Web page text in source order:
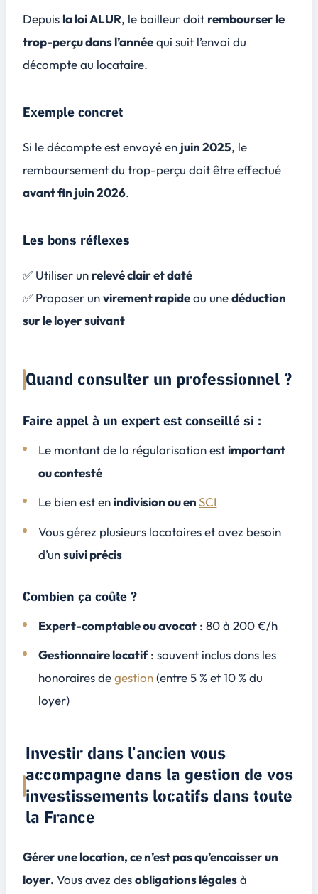
Depuis la loi ALUR, le bailleur doit rembourser le
trop-perçu dans l’annéequi suit l’envoi du
décompte au locataire.
Exemple concret
Si le décompte est envoyé en juin 2025, le
remboursement du trop-perçu doit être effectué
avant fin juin 2026.
Les bons réflexes
✅ Utiliser un relevé clair et daté
✅ Proposer unvirement rapideou unedéduction
sur le loyer suivant
Quand consulter un professionnel ?
Faire appel à un expert est conseillé si :
Le montant de la régularisation estimportant
ou contesté
Le bien est enindivision ou enSCI
Vous gérez plusieurs locataires et avez besoin
d’unsuivi précis
Combien ça coûte ?
Expert-comptable ou avocat : 80 à 200 €/h
Gestionnaire locatif: souvent inclus dans les
honoraires degestion(entre 5 % et 10 % du
loyer)
Investir dans l’ancien vous
accompagne dans la gestion de vos
investissements locatifs dans toute
la France
Gérer une location, ce n’est pas qu’encaisser un
loyer. Vous avez desobligations légalesà